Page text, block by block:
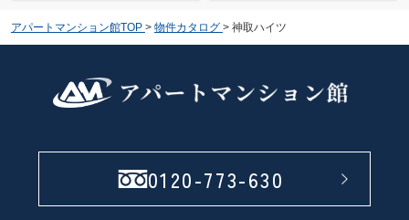
アパートマンション館TOP > 物件カタログ > 神取ハイツ
0120-773-630